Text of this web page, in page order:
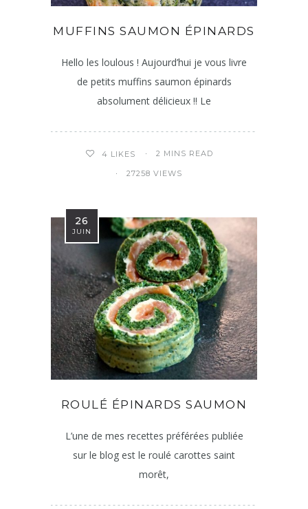
MUFFINS SAUMON ÉPINARDS
Hello les loulous ! Aujourd’hui je vous livre
de petits muffins saumon épinards
absolument délicieux !! Le
4 LIKES 2 MINS READ
27258 VIEWS
26
JUIN
ROULÉ ÉPINARDS SAUMON
L’une de mes recettes préférées publiée
sur le blog est le roulé carottes saint
morêt,